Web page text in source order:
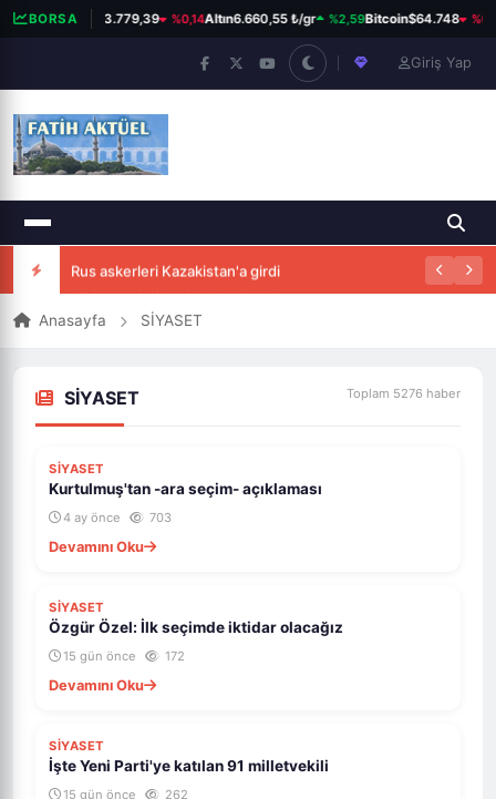
BORSA
BIST 100 13.779,39 %0,14Altın6.660,55 ₺/gr %2,59Bitcoin$64.748
Giriş Yap
Rus askerleri Kazakistan'a girdi
Anasayfa SİYASET
SİYASET Toplam 5276 haber
SİYASET
Kurtulmuş'tan -ara seçim- açıklaması
4 ay önce 703
Devamını Oku
SİYASET
Özgür Özel: İlk seçimde iktidar olacağız
15 gün önce 172
Devamını Oku
SİYASET
İşte Yeni Parti'ye katılan 91 milletvekili
15 gün önce 262